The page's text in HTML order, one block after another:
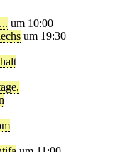
um 10:00
um 19:30